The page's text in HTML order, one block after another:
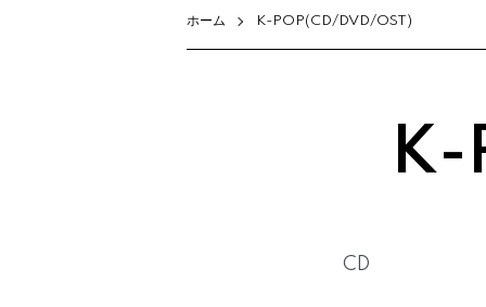
ホーム K-POP(CD/DVD/OST)
K-
CD